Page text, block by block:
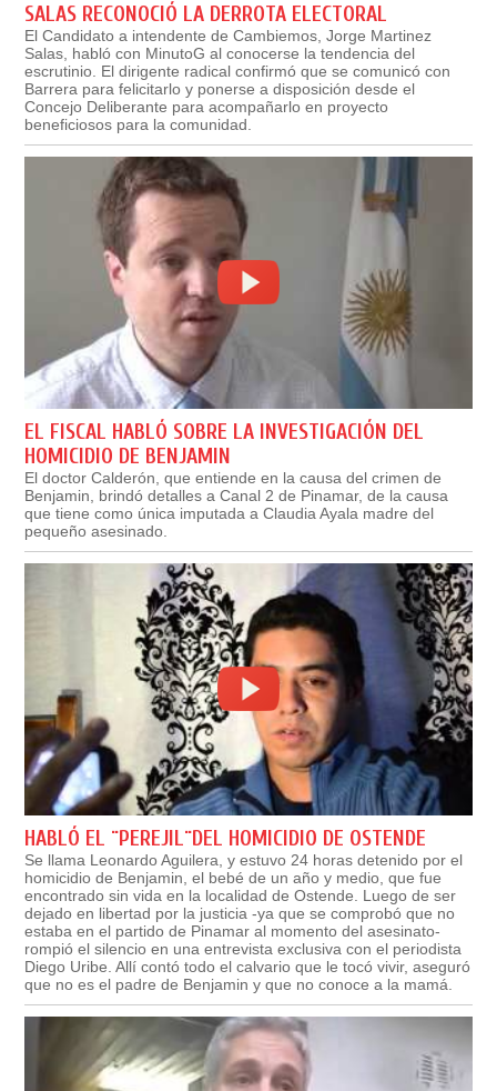
SALAS RECONOCIÓ LA DERROTA ELECTORAL
El Candidato a intendente de Cambiemos, Jorge Martinez
Salas, habló con MinutoG al conocerse la tendencia del
escrutinio. El dirigente radical confirmó que se comunicó con
Barrera para felicitarlo y ponerse a disposición desde el
Concejo Deliberante para acompañarlo en proyecto
beneficiosos para la comunidad.
EL FISCAL HABLÓ SOBRE LA INVESTIGACIÓN DEL
HOMICIDIO DE BENJAMIN
El doctor Calderón, que entiende en la causa del crimen de
Benjamin, brindó detalles a Canal 2 de Pinamar, de la causa
que tiene como única imputada a Claudia Ayala madre del
pequeño asesinado.
HABLÓ EL ¨PEREJIL¨DEL HOMICIDIO DE OSTENDE
Se llama Leonardo Aguilera, y estuvo 24 horas detenido por el
homicidio de Benjamin, el bebé de un año y medio, que fue
encontrado sin vida en la localidad de Ostende. Luego de ser
dejado en libertad por la justicia -ya que se comprobó que no
estaba en el partido de Pinamar al momento del asesinato-
rompió el silencio en una entrevista exclusiva con el periodista
Diego Uribe. Allí contó todo el calvario que le tocó vivir, aseguró
que no es el padre de Benjamin y que no conoce a la mamá.